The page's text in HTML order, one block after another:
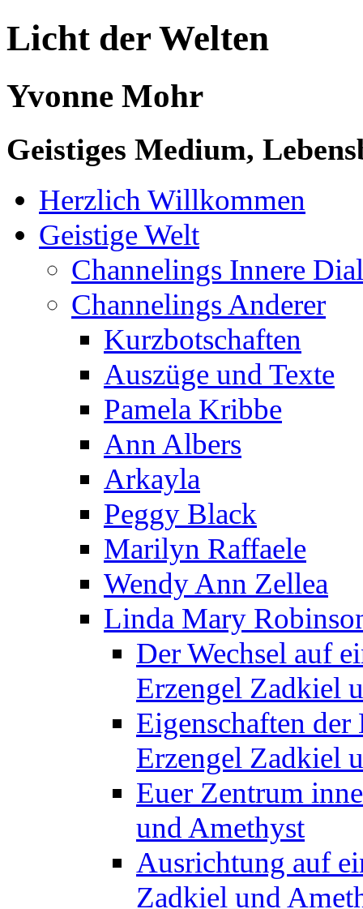
Licht der Welten
Yvonne Mohr
Geistiges Medium,
Herzlich Willkommen
Geistige Welt
Channelings Innere
Channelings Anderer
Kurzbotschaften
Auszüge und Texte
Pamela Kribbe
Ann Albers
Arkayla
Peggy Black
Marilyn Raffaele
Wendy Ann Zellea
Linda Mary
Der Wechsel auf
Erzengel Zadkiel
Eigenschaften
Erzengel Zadkiel
Euer Zentrum
und Amethyst
Ausrichtung auf
Zadkiel und